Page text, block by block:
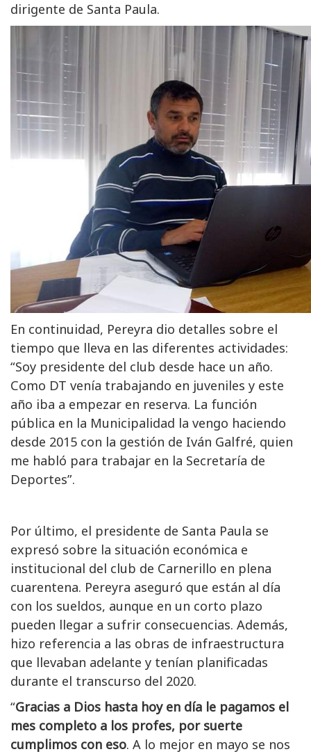
dirigente de Santa Paula.
En continuidad, Pereyra dio detalles sobre el
tiempo que lleva en las diferentes actividades:
“Soy presidente del club desde hace un año.
Como DT venía trabajando en juveniles y este
año iba a empezar en reserva. La función
pública en la Municipalidad la vengo haciendo
desde 2015 con la gestión de Iván Galfré, quien
me habló para trabajar en la Secretaría de
Deportes”.
Por último, el presidente de Santa Paula se
expresó sobre la situación económica e
institucional del club de Carnerillo en plena
cuarentena. Pereyra aseguró que están al día
con los sueldos, aunque en un corto plazo
pueden llegar a sufrir consecuencias. Además,
hizo referencia a las obras de infraestructura
que llevaban adelante y tenían planificadas
durante el transcurso del 2020.
“Gracias a Dios hasta hoy en día le pagamos el
mes completo a los profes, por suerte
cumplimos con eso. A lo mejor en mayo se nos